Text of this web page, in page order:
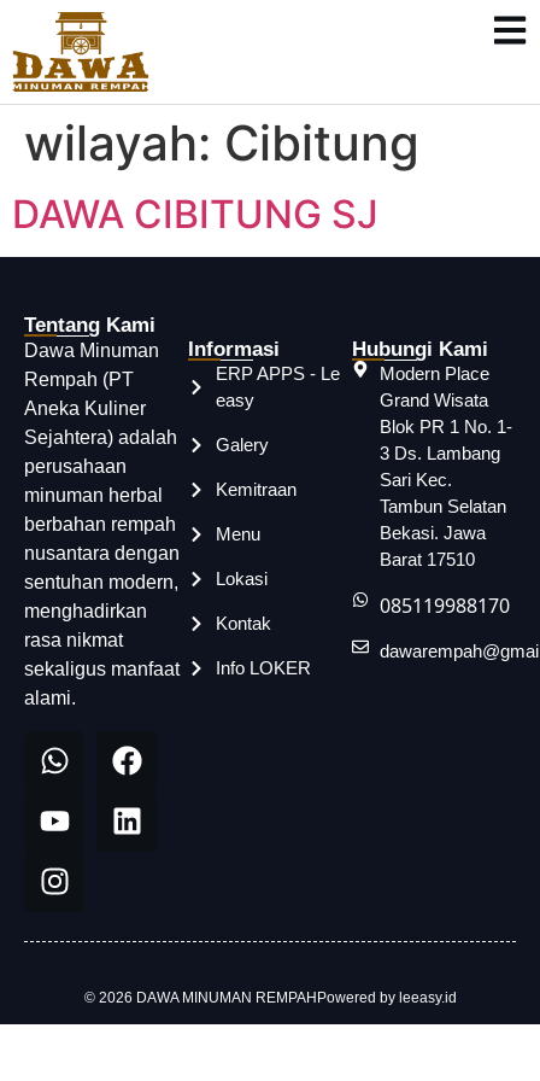
wilayah: Cibitung
DAWA CIBITUNG SJ
Tentang Kami
Dawa Minuman
Rempah (PT
Aneka Kuliner
Sejahtera) adalah
perusahaan
minuman herbal
berbahan rempah
nusantara dengan
sentuhan modern,
menghadirkan
rasa nikmat
sekaligus manfaat
alami.
Informasi
ERP APPS - Le
easy
Galery
Kemitraan
Menu
Lokasi
Kontak
Info LOKER
Hubungi Kami
Modern Place
Grand Wisata
Blok PR 1 No. 1-
3 Ds. Lambang
Sari Kec.
Tambun Selatan
Bekasi. Jawa
Barat 17510
085119988170
© 2026 DAWA MINUMAN REMPAHPowered by leeasy.id